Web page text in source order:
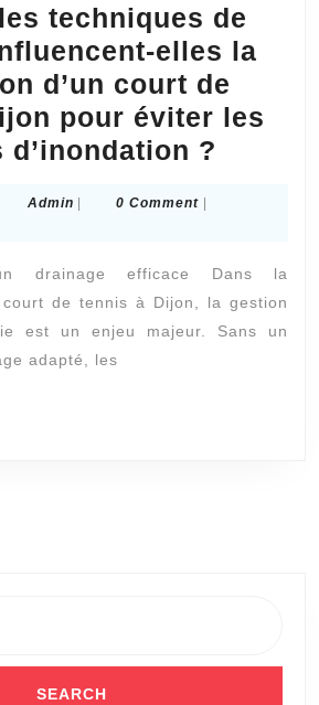
techniques de
elles la
d’un court de
pour éviter les
d’inondation ?
AdminAdmin0 Comment
drainage efficace Dans la
court de tennis à Dijon, la gestion
est un enjeu majeur. Sans un
adapté, les